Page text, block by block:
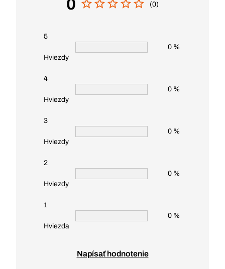
0 (0)
5
Hviezdy
0 %
4
Hviezdy
0 %
3
Hviezdy
0 %
2
Hviezdy
0 %
1
Hviezda
0 %
Napísať hodnotenie